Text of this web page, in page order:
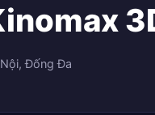
Đống Đa